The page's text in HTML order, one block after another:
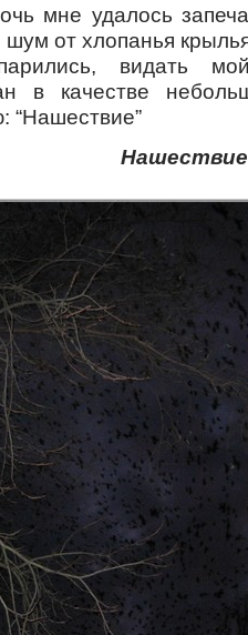
мне удалось
от хлопанья
видать
в качестве
“Нашествие”
Нашествие